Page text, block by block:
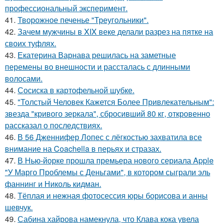
профессиональный эксперимент.
41. Творожное печенье "Треугольники".
42. Зачем мужчины в XIX веке делали разрез на пятке на
своих туфлях.
43. Екатерина Варнава решилась на заметные
перемены во внешности и рассталась с длинными
волосами.
44. Сосиска в картофельной шубке.
45. "Толстый Человек Кажется Более Привлекательным":
звезда "кривого зеркала", сбросивший 80 кг, откровенно
рассказал о последствиях.
46. В 56 Дженнифер Лопес с лёгкостью захватила все
внимание на Coachella в перьях и стразах.
47. В Нью-йорке прошла премьера нового сериала Apple
"У Марго Проблемы с Деньгами", в котором сыграли эль
фаннинг и Николь кидман.
48. Тёплая и нежная фотосессия юры борисова и анны
шевчук.
49. Сабина хайрова намекнула, что Клава кока увела